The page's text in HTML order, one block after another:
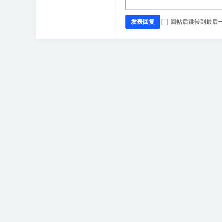
发表回复 回帖后跳转到最后